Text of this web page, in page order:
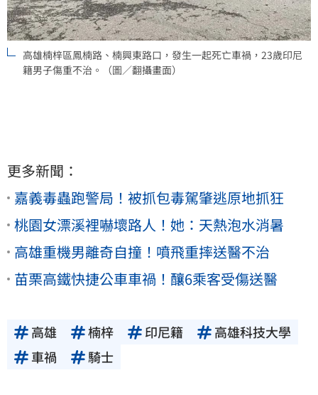
高雄楠梓區鳳楠路、楠興東路口，發生一起死亡車禍，23歲印尼
籍男子傷重不治。（圖／翻攝畫面）
更多新聞：
嘉義毒蟲跑警局！被抓包毒駕肇逃原地抓狂
桃園女漂溪裡嚇壞路人！她：天熱泡水消暑
高雄重機男離奇自撞！噴飛重摔送醫不治
苗栗高鐵快捷公車車禍！釀6乘客受傷送醫
高雄 楠梓 印尼籍
高雄科技大學
車禍
騎士